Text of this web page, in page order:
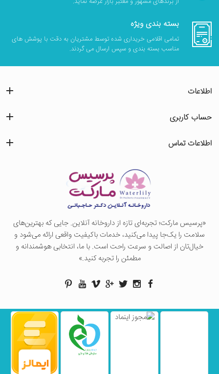
بسته بندی ویژه
تمامی اقلامی خریداری شده توسط مشتریان به دقت با پوشش های
مناسب بسته بندی و سپس ارسال می گردند.
«پرسيس ماركت؛ تجربه‌ای تازه از داروخانه آنلاین. جایی که بهترین‌های
سلامت را یک‌جا پیدا می‌کنید، خدمات باکیفیت واقعی ارائه می‌شود و
خیال‌تان از اصالت و سرعت راحت است. با ما، انتخابی هوشمندانه و
مطمئن را تجربه کنید.»
اطلاعات
حساب کاربری
اطلاعات تماس